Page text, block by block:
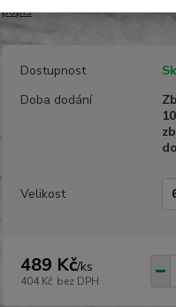
popis
Dostupnost
Doba dodání
Velikost
489 Kč/ks
404 Kč bez DPH